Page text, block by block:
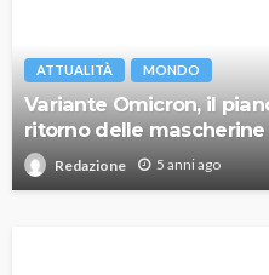
ATTUALITÀ MONDO
Variante Omicron, il
ritorno delle mascherine
Redazione 5 anni ago